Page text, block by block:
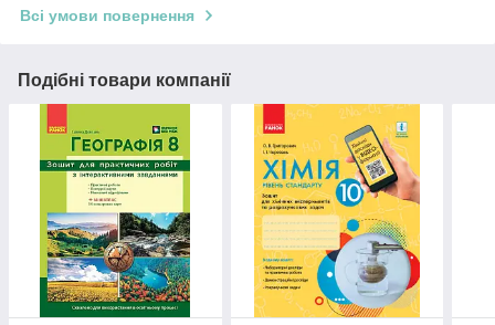
Всі умови повернення
Подібні товари компанії